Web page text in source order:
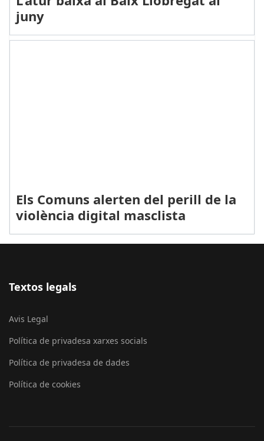
juny
Els Comuns alerten del perill de la
violència digital masclista
Textos legals
Avis Legal
Política de privadesa xarxes socials
Política de privadesa de dades
Política de cookies